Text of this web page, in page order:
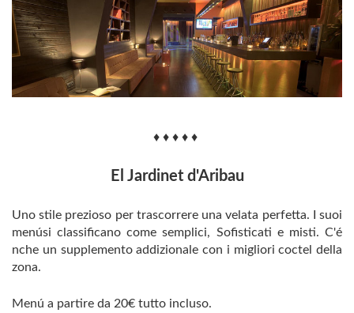
♦ ♦ ♦ ♦ ♦
El Jardinet d'Aribau
Uno stile prezioso per trascorrere una velata perfetta. I suoi
menúsi classificano come semplici, Sofisticati e misti. C'é
nche un supplemento addizionale con i migliori coctel della
zona.
Menú a partire da 20€ tutto incluso.